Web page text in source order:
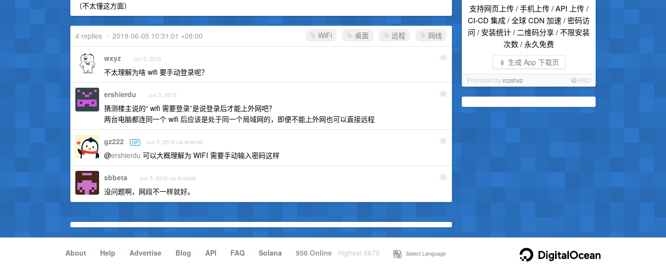
支持网页上传 / 手机上传 / API 上传 /
CI-CD 集成 / 全球 CDN 加速 / 密码访
问 / 安装统计 / 二维码分享 / 不限安装
次数 / 永久免费
📱 生成 App 下载页
Promoted by mzshxz PRO
（不太懂这方面）
WiFi 桌面 远程 网线
4 replies • 2019-06-05 10:31:01 +08:00
1
wxyz Jun 5, 2019
不太理解为啥 wifi 要手动登录呢？
2
ershierdu Jun 5, 2019
猜测楼主说的“ wifi 需要登录”是说登录后才能上外网吧？
两台电脑都连同一个 wifi 后应该是处于同一个局域网的，即便不能上外网也可以直接远程
3
gz222 OP Jun 5, 2019 via Android
@ershierdu 可以大概理解为 WIFI 需要手动输入密码这样
4
sbbeta Jun 5, 2019 via Android
没问题啊，网段不一样就好。
About · Help · Advertise · Blog · API · FAQ · Solana · 958 Online Highest 6679 Select Language